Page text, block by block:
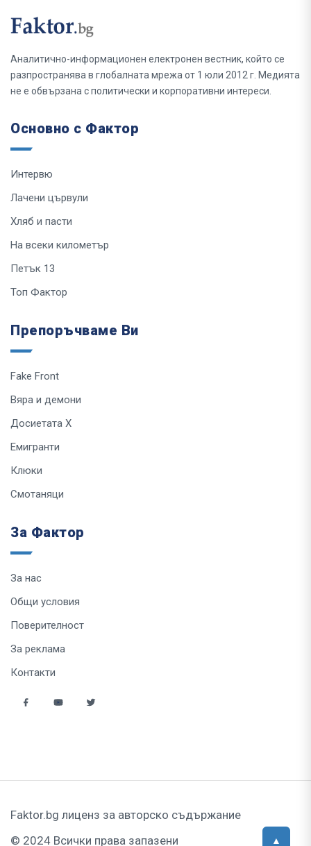
Аналитично-информационен електронен вестник, който се
разпространява в глобалната мрежа от 1 юли 2012 г. Медията
не е обвързана с политически и корпоративни интереси.
Основно с Фактор
Интервю
Лачени цървули
Хляб и пасти
На всеки километър
Петък 13
Топ Фактор
Препоръчваме Ви
Fake Front
Вяра и демони
Досиетата Х
Емигранти
Клюки
Смотаняци
За Фактор
За нас
Общи условия
Поверителност
За реклама
Контакти
Faktor.bg лиценз за авторско съдържание
© 2024 Всички права запазени